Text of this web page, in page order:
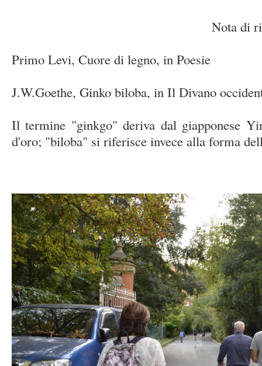
Nota di
Primo Levi, Cuore di legno, in Poesie
J.W.Goethe, Ginko biloba, in Il Divano
Il termine "ginkgo" deriva dal giapponese
d'oro; "biloba" si riferisce invece alla forma